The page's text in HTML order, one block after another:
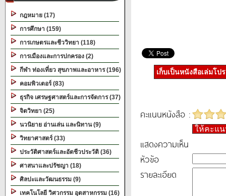
กฎหมาย (17)
การศึกษา (159)
การเกษตรและชีววิทยา (118)
การเมืองและการปกครอง (2)
กีฬา ท่องเที่ยว สุขภาพและอาหาร (196)
คอมพิวเตอร์ (83)
ธุรกิจ เศรษฐศาสตร์และการจัดการ (37)
จิตวิทยา (25)
นวนิยาย อ่านเล่น และนิทาน (9)
วิทยาศาสตร์ (33)
ประวัติศาสตร์และอัตชีวประวัติ (36)
ศาสนาและปรัชญา (18)
ศิลปะและวัฒนธรรม (9)
เทคโนโลยี วิศวกรรม อุตสาหกรรม (16)
เก็บเป็นหนังสือเล่มโป
คะแนนหนังสือ :
ให้คะแ
แสดงความเห็น
หัวข้อ
รายละเอียด